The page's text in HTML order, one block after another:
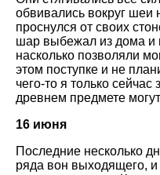
обвивались вокруг шеи
проснулся от своих
шар выбежал из дома и
насколько позволяли
этом поступке и не
чего-то я только
древнем предмете
16 июня
Последние несколько
ряда вон выходящего,